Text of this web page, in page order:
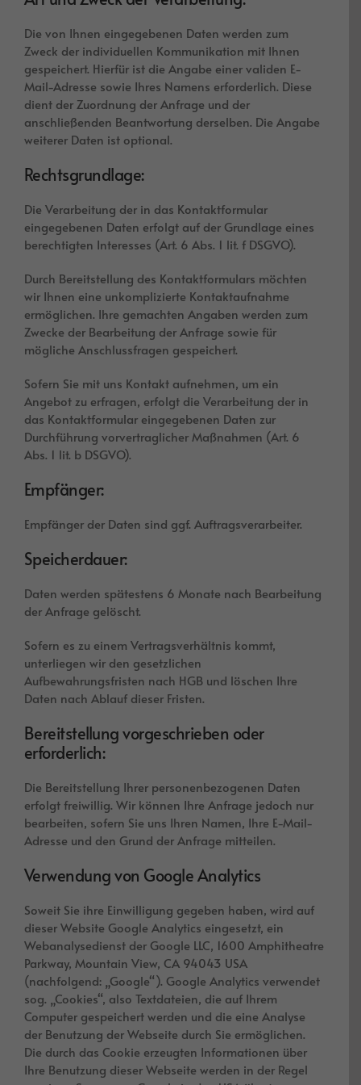
Die von Ihnen eingegebenen Daten werden zum
Zweck der individuellen Kommunikation mit Ihnen
gespeichert. Hierfür ist die Angabe einer validen E-
Mail-Adresse sowie Ihres Namens erforderlich. Diese
dient der Zuordnung der Anfrage und der
anschließenden Beantwortung derselben. Die Angabe
weiterer Daten ist optional.
Rechtsgrundlage:
Die Verarbeitung der in das Kontaktformular
eingegebenen Daten erfolgt auf der Grundlage eines
berechtigten Interesses (Art. 6 Abs. 1 lit. f DSGVO).
Durch Bereitstellung des Kontaktformulars möchten
wir Ihnen eine unkomplizierte Kontaktaufnahme
ermöglichen. Ihre gemachten Angaben werden zum
Zwecke der Bearbeitung der Anfrage sowie für
mögliche Anschlussfragen gespeichert.
Sofern Sie mit uns Kontakt aufnehmen, um ein
Angebot zu erfragen, erfolgt die Verarbeitung der in
das Kontaktformular eingegebenen Daten zur
Durchführung vorvertraglicher Maßnahmen (Art. 6
Abs. 1 lit. b DSGVO).
Empfänger:
Empfänger der Daten sind ggf. Auftragsverarbeiter.
Speicherdauer:
Daten werden spätestens 6 Monate nach Bearbeitung
der Anfrage gelöscht.
Sofern es zu einem Vertragsverhältnis kommt,
unterliegen wir den gesetzlichen
Aufbewahrungsfristen nach HGB und löschen Ihre
Daten nach Ablauf dieser Fristen.
Bereitstellung vorgeschrieben oder
erforderlich:
Die Bereitstellung Ihrer personenbezogenen Daten
erfolgt freiwillig. Wir können Ihre Anfrage jedoch nur
bearbeiten, sofern Sie uns Ihren Namen, Ihre E-Mail-
Adresse und den Grund der Anfrage mitteilen.
Verwendung von Google Analytics
Soweit Sie ihre Einwilligung gegeben haben, wird auf
dieser Website Google Analytics eingesetzt, ein
Webanalysedienst der Google LLC, 1600 Amphitheatre
Parkway, Mountain View, CA 94043 USA
(nachfolgend: „Google“). Google Analytics verwendet
sog. „Cookies“, also Textdateien, die auf Ihrem
Computer gespeichert werden und die eine Analyse
der Benutzung der Webseite durch Sie ermöglichen.
Die durch das Cookie erzeugten Informationen über
Ihre Benutzung dieser Webseite werden in der Regel